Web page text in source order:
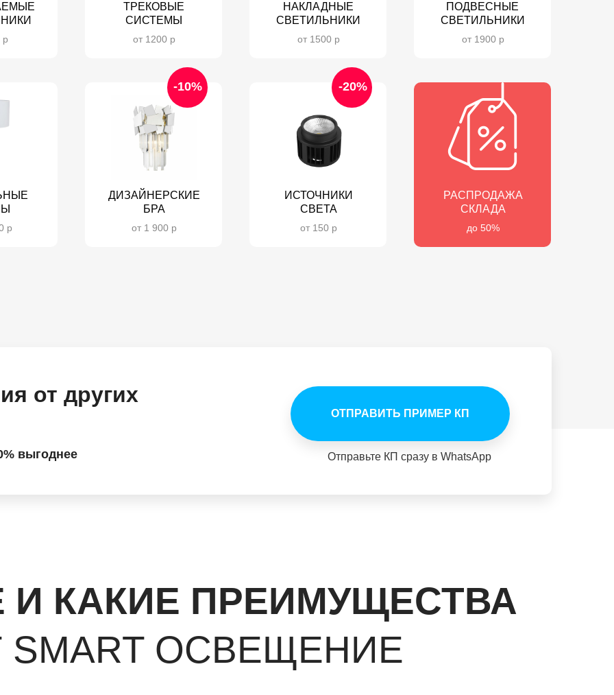
р
НАКЛАДНЫЕ
СВЕТИЛЬНИКИ
от 1500 р
ПОДВЕСНЫЕ
СВЕТИЛЬНИКИ
от 1900 р
р
ДИЗАЙНЕРСКИЕ
БРА
-10%
от 1 900 р
ИСТОЧНИКИ
СВЕТА
-20%
от 150 р
ТРЕКОВЫЕ
СИСТЕМЫ
от 1200 р
РАСПРОДАЖА
СКЛАДА
до 50%
от других
выгоднее
ОТПРАВИТЬ ПРИМЕР КП
Отправьте КП сразу в WhatsApp
И КАКИЕ ПРЕИМУЩЕСТВА
SMART ОСВЕЩЕНИЕ